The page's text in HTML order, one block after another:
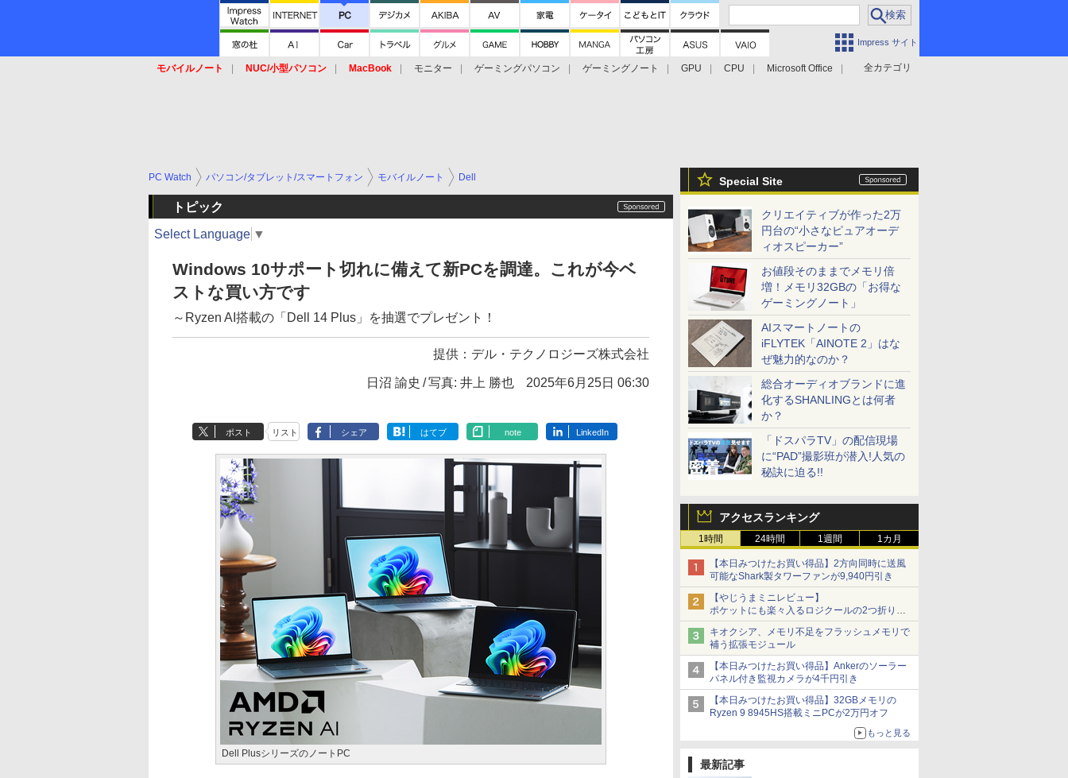
Impress サイト
全カテゴリ
モバイルノート NUC/小型パソコン MacBook モニター ゲーミングパソコン ゲーミングノート GPU CPU
Microsoft Office
Special Site
クリエイティブが作った2万
円台の“小さなピュアオーデ
ィオスピーカー”
お値段そのままでメモリ倍
増！メモリ32GBの「お得な
ゲーミングノート」
AIスマートノートの
iFLYTEK「AINOTE 2」はな
ぜ魅力的なのか？
総合オーディオブランドに進
化するSHANLINGとは何者
か？
「ドスパラTV」の配信現場
に“PAD”撮影班が潜入!人気の
秘訣に迫る!!
アクセスランキング
1時間 24時間 1週間 1カ月
【本日みつけたお買い得品】2方向同時に送風
可能なShark製タワーファンが9,940円引き
【やじうまミニレビュー】
ポケットにも楽々入るロジクールの2つ折りマ
ウス「Mobi Fold」。その気になるギミックと
は？
キオクシア、メモリ不足をフラッシュメモリで
補う拡張モジュール
【本日みつけたお買い得品】Ankerのソーラー
パネル付き監視カメラが4千円引き
【本日みつけたお買い得品】32GBメモリの
Ryzen 9 8945HS搭載ミニPCが2万円オフ
もっと見る
最新記事
PC Watch パソコン/タブレット/スマートフォン モバイルノート Dell
トピック
Select Language ▼
Windows 10サポート切れに備えて新PCを調達。これが今ベ
ストな買い方です
～Ryzen AI搭載の「Dell 14 Plus」を抽選でプレゼント！
提供： デル・テクノロジーズ株式会社
日沼 諭史 写真: 井上 勝也 2025年6月25日 06:30
ポスト リスト シェア はてブ note LinkedIn
Dell PlusシリーズのノートPC